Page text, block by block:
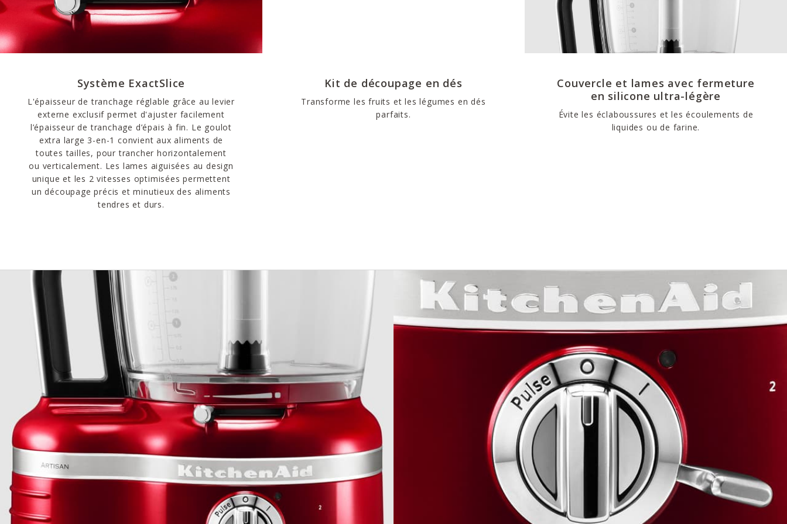
Système ExactSlice
L'épaisseur de tranchage réglable grâce au levier
externe exclusif permet d'ajuster facilement
l’épaisseur de tranchage d’épais à fin. Le goulot
extra large 3-en-1 convient aux aliments de
toutes tailles, pour trancher horizontalement
ou verticalement. Les lames aiguisées au design
unique et les 2 vitesses optimisées permettent
un découpage précis et minutieux des aliments
tendres et durs.
Kit de découpage en dés
Transforme les fruits et les légumes en dés
parfaits.
Couvercle et lames avec fermeture
en silicone ultra-légère
Évite les éclaboussures et les écoulements de
liquides ou de farine.